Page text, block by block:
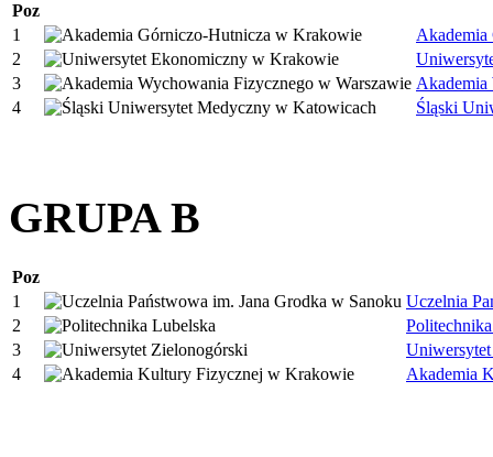
Poz
1
2
3
Akademia
4
Śląski
GRUPA B
Poz
1
Uczelnia
2
3
4
Akademia